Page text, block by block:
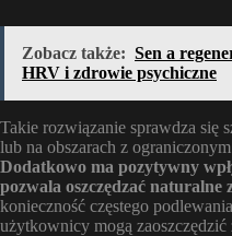
Zobacz także: Sen a
HRV i zdrowie psychiczne
Takie rozwiązanie sprawdza się
lub na obszarach z
Dodatkowo ma pozytywny
pozwala oszczędzać naturalne
konieczność częstego
użytkownicy mogą